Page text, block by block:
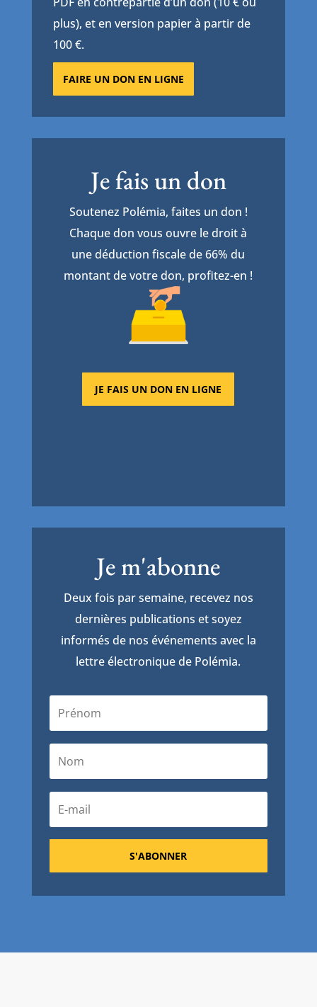
plus), et en version papier à partir de
100 €.
FAIRE UN DON EN LIGNE
Je fais un don
Soutenez Polémia, faites un don !
Chaque don vous ouvre le droit à
une déduction fiscale de 66% du
montant de votre don, profitez-en !
JE FAIS UN DON EN LIGNE
Je m'abonne
Deux fois par semaine, recevez nos
dernières publications et soyez
informés de nos événements avec la
lettre électronique de Polémia.
S'ABONNER